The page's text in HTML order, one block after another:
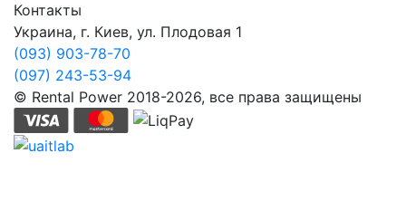
Контакты
Украина, г. Киев, ул. Плодовая 1
(093) 903-78-70
(097) 243-53-94
© Rental Power 2018-2026, все права защищены